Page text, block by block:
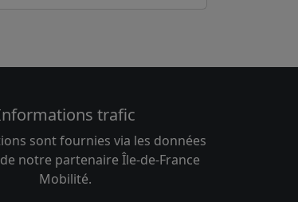
trafic
sont fournies via les données
notre partenaire Île-de-France
Mobilité.